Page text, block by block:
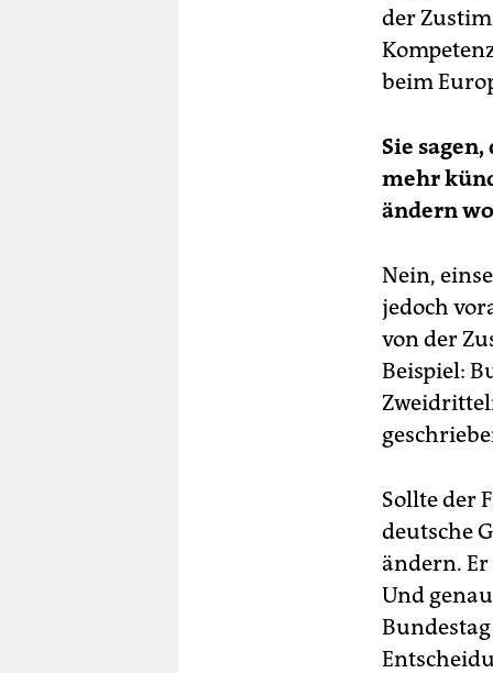
der
beim
Sie
mehr
ändern
Nein,
jedoch
von der
Beispiel:
Sollte der
deutsche
ändern.
Und